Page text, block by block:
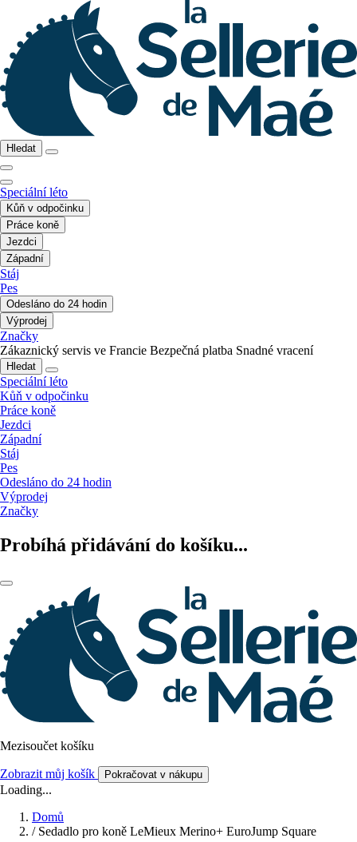
Hledat
Speciální léto
Kůň v odpočinku
Práce koně
Jezdci
Západní
Stáj
Pes
Odesláno do 24 hodin
Výprodej
Značky
Zákaznický servis ve Francie Bezpečná platba Snadné vracení
Hledat
Speciální léto
Kůň v odpočinku
Práce koně
Jezdci
Západní
Stáj
Pes
Odesláno do 24 hodin
Výprodej
Značky
Probíhá přidávání do košíku...
Mezisoučet košíku
Zobrazit můj košík Pokračovat v nákupu
Loading...
Domů
/ Sedadlo pro koně LeMieux Merino+ EuroJump Square